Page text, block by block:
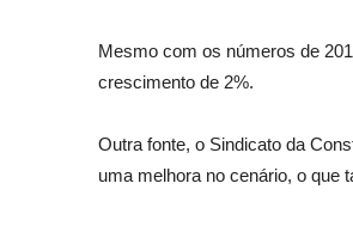
Mesmo com os números de
crescimento de 2%.
Outra fonte, o Sindicato da
uma melhora no cenário, o que